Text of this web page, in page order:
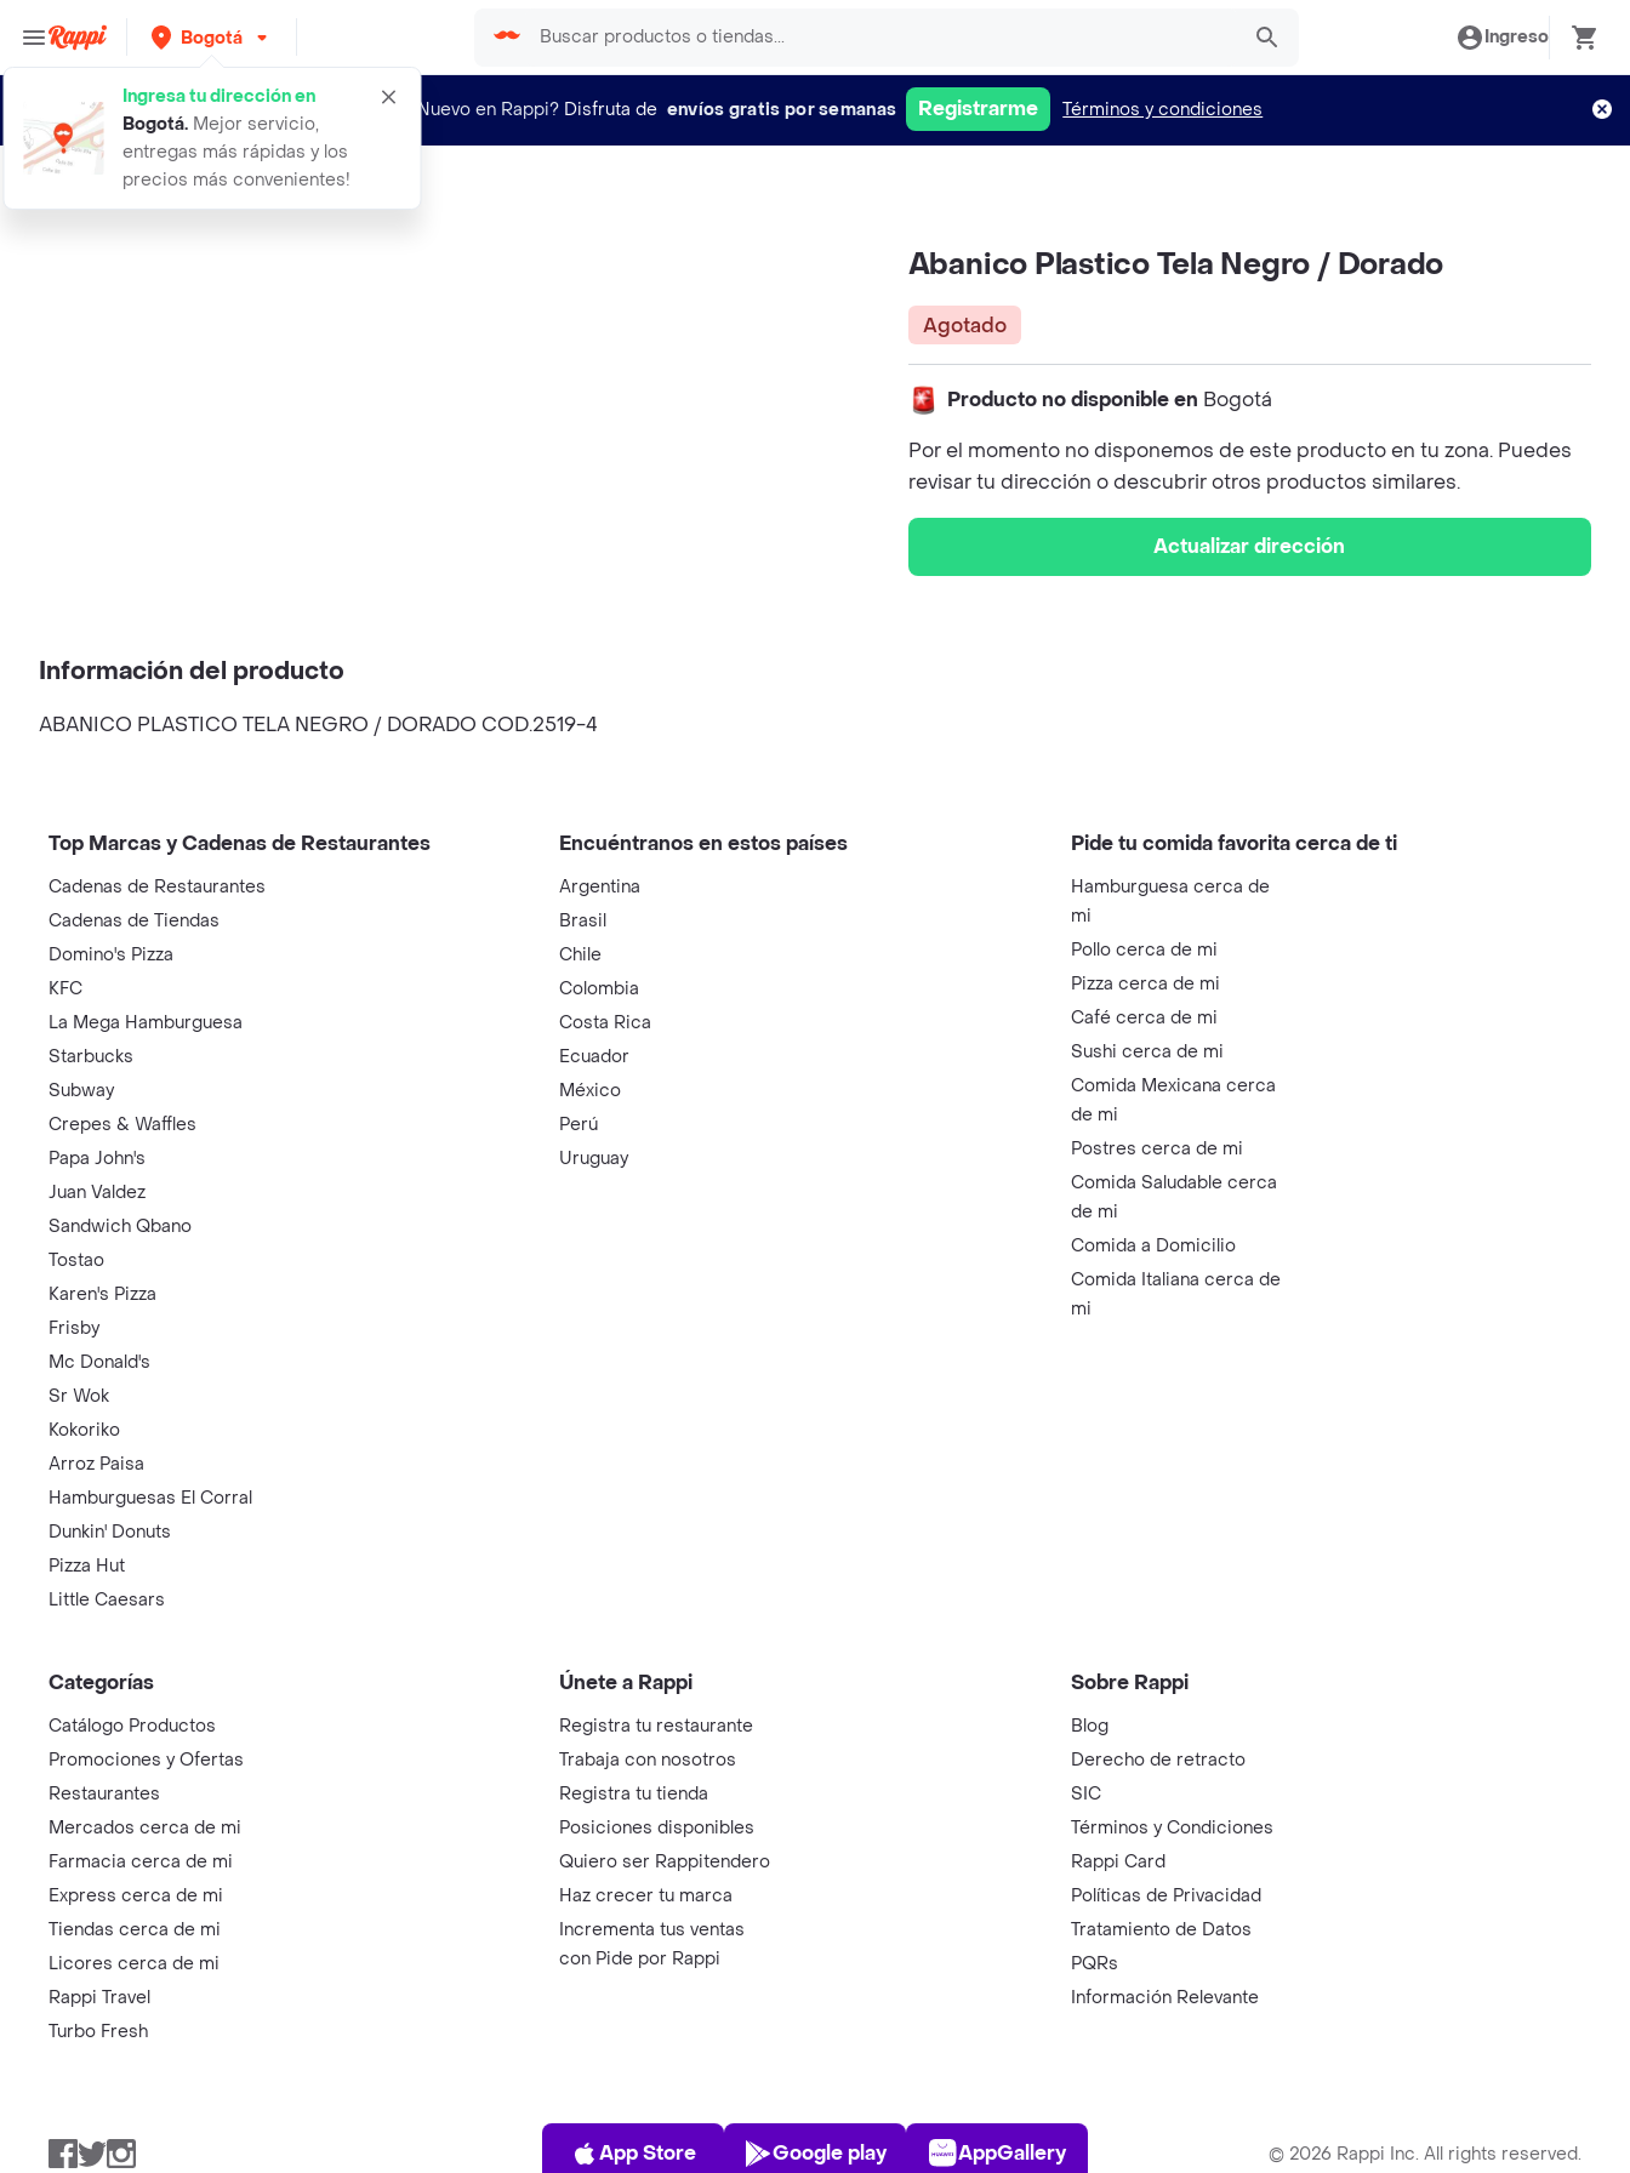
Bogotá
Ingresa tu dirección en
Bogotá. Mejor servicio,
entregas más rápidas y los
precios más convenientes!
Ingreso
¿Nuevo en Rappi? Disfruta de envíos gratis por semanas Registrarme Términos y condiciones
abanico plastico tela negro dorado
Abanico Plastico Tela Negro / Dorado
Agotado
Producto no disponible en Bogotá
Por el momento no disponemos de este producto en tu zona. Puedes
revisar tu dirección o descubrir otros productos similares.
Actualizar dirección
Información del producto
ABANICO PLASTICO TELA NEGRO / DORADO COD.2519-4
Top Marcas y Cadenas de Restaurantes
Cadenas de Restaurantes
Cadenas de Tiendas
Domino's Pizza
KFC
La Mega Hamburguesa
Starbucks
Subway
Crepes & Waffles
Papa John's
Juan Valdez
Sandwich Qbano
Tostao
Karen's Pizza
Frisby
Mc Donald's
Sr Wok
Kokoriko
Arroz Paisa
Hamburguesas El Corral
Dunkin' Donuts
Pizza Hut
Little Caesars
Encuéntranos en estos países
Argentina
Brasil
Chile
Colombia
Costa Rica
Ecuador
México
Perú
Uruguay
Pide tu comida favorita cerca de ti
Hamburguesa cerca de
mi
Pollo cerca de mi
Pizza cerca de mi
Café cerca de mi
Sushi cerca de mi
Comida Mexicana cerca
de mi
Postres cerca de mi
Comida Saludable cerca
de mi
Comida a Domicilio
Comida Italiana cerca de
mi
Categorías
Catálogo Productos
Promociones y Ofertas
Restaurantes
Mercados cerca de mi
Farmacia cerca de mi
Express cerca de mi
Tiendas cerca de mi
Licores cerca de mi
Rappi Travel
Turbo Fresh
Únete a Rappi
Registra tu restaurante
Trabaja con nosotros
Registra tu tienda
Posiciones disponibles
Quiero ser Rappitendero
Haz crecer tu marca
Incrementa tus ventas
con Pide por Rappi
Sobre Rappi
Blog
Derecho de retracto
SIC
Términos y Condiciones
Rappi Card
Políticas de Privacidad
Tratamiento de Datos
PQRs
Información Relevante
Facebook
TwitterInstagram
App Store
App Store
Play Store
Google play
AppGallery
AppGallery © 2026 Rappi Inc. All rights reserved.